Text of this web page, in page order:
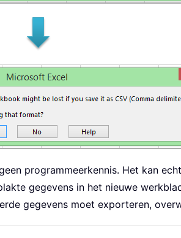
programmeerkennis. Het kan
gegevens in het nieuwe
gegevens moet exporteren,